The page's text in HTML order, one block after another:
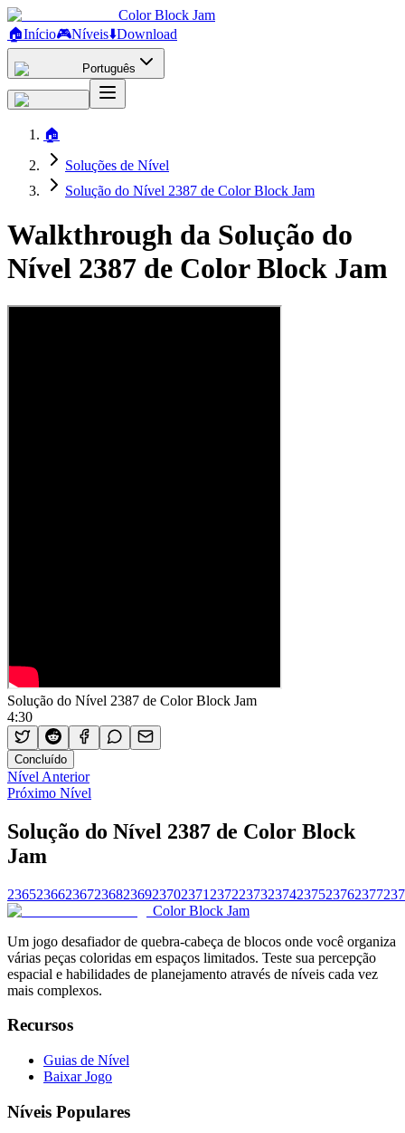
Color Block Jam
🏠Início🎮Níveis⬇️Download
Português
🏠
Soluções de Nível
Solução do Nível 2387 de Color Block Jam
Walkthrough da Solução do
Nível 2387 de Color Block Jam
Solução do Nível 2387 de Color Block Jam
4:30
Concluído
Nível Anterior
Próximo Nível
Solução do Nível 2387 de Color Block
Jam
2365236623672368236923702371 237223732374237523762377
Color Block Jam
Um jogo desafiador de quebra-cabeça de blocos onde você organiza
várias peças coloridas em espaços limitados. Teste sua percepção
espacial e habilidades de planejamento através de níveis cada vez
mais complexos.
Recursos
Guias de Nível
Baixar Jogo
Níveis Populares